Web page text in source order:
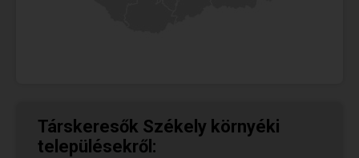
Társkeresők Székely környéki
településekről: